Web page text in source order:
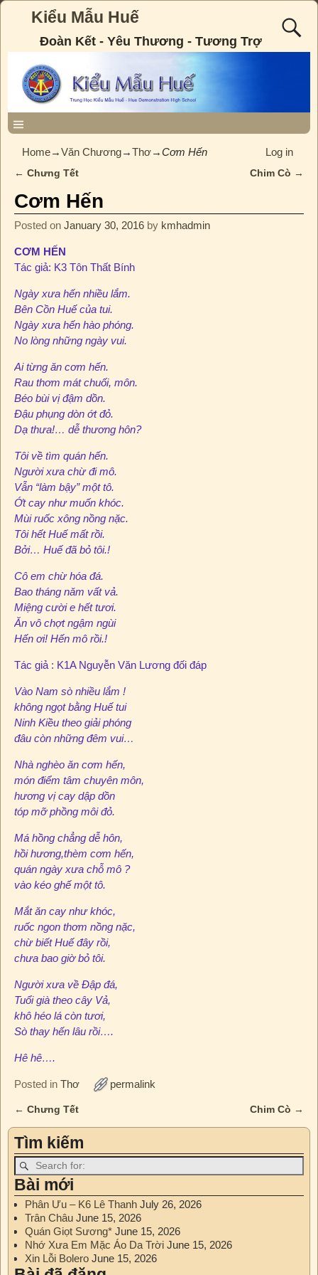
Kiểu Mẫu Huế
Đoàn Kết - Yêu Thương - Tương Trợ
Home→Văn Chương→Thơ→Cơm Hến Log in
← Chưng Tết Chim Cò →
Cơm Hến
Posted on January 30, 2016 by kmhadmin
CƠM HẾN
Tác giả: K3 Tôn Thất Bính
Ngày xưa hến nhiều lắm.
Bên Cồn Huế của tui.
Ngày xưa hến hào phóng.
No lòng những ngày vui.
Ai từng ăn cơm hến.
Rau thơm mát chuối, môn.
Béo bùi vị đậm dồn.
Đậu phụng dòn ớt đỏ.
Dạ thưa!… dễ thương hôn?
Tôi về tìm quán hến.
Người xưa chừ đi mô.
Vẫn “làm bậy” một tô.
Ớt cay như muốn khóc.
Mùi ruốc xông nồng nặc.
Tôi hết Huế mất rồi.
Bởi… Huế đã bỏ tôi.!
Cô em chừ hóa đá.
Bao tháng năm vất vả.
Miệng cười e hết tươi.
Ăn vô chợt ngậm ngùi
Hến ơi! Hến mô rồi.!
Tác giả : K1A Nguyễn Văn Lương đối đáp
Vào Nam sò nhiều lắm !
không ngọt bằng Huế tui
Ninh Kiều theo giải phóng
đâu còn những đêm vui…
Nhà nghèo ăn cơm hến,
món điểm tâm chuyên môn,
hương vị cay dập dồn
tóp mỡ phồng môi đỏ.
Má hồng chẳng dễ hôn,
hồi hương,thèm cơm hến,
quán ngày xưa chỗ mô ?
vào kéo ghế một tô.
Mắt ăn cay như khóc,
ruốc ngon thơm nồng nặc,
chừ biết Huế đây rồi,
chưa bao giờ bỏ tôi.
Người xưa về Đập đá,
Tuổi già theo cây Vả,
khô héo lá còn tươi,
Sò thay hến lâu rồi….
Hê hê….
Posted in Thơ permalink
Post navigation
← Chưng Tết Chim Cò →
Tìm kiếm
Bài mới
Phân Ưu – K6 Lê Thanh July 26, 2026
Trân Châu June 15, 2026
Quán Giọt Sương* June 15, 2026
Nhớ Xưa Em Mặc Áo Da Trời June 15, 2026
Xin Lỗi Bolero June 15, 2026